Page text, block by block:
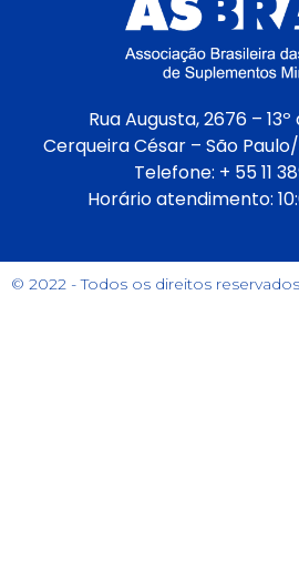
Rua Augusta, 2676 –
Cerqueira César – São Paulo/
Telefone: + 55 11
Horário atendimento:
© 2022 - Todos os direitos reservados